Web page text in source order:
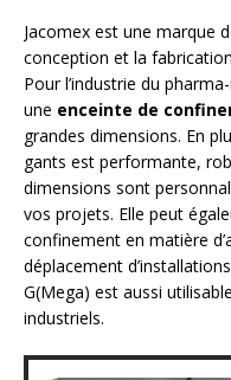
Jacomex est une marque
conception et la
Pour l’industrie du
une enceinte de
grandes dimensions. En
gants est performante,
dimensions sont
vos projets. Elle peut
confinement en matière
déplacement
G(Mega) est aussi
industriels.